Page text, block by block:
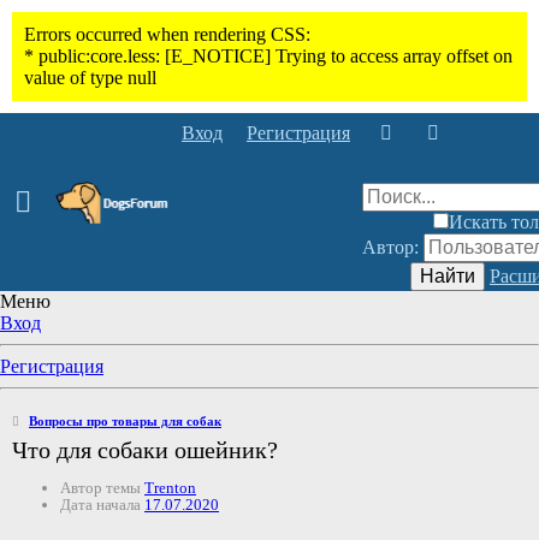
Вход Регистрация
Искать
Автор:
Найти
Меню
Вход
Регистрация
Вопросы про товары для собак
Что для собаки ошейник?
Автор темы Trenton
Дата начала 17.07.2020